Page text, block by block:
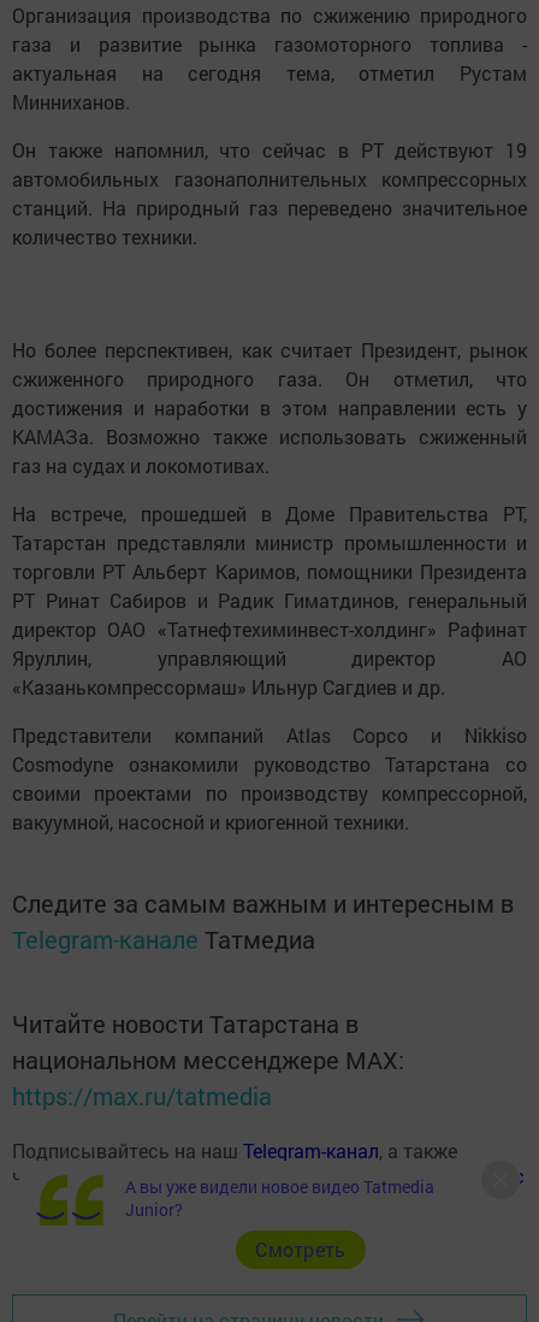
Организация производства по сжижению природного
газа и развитие рынка газомоторного топлива -
актуальная на сегодня тема, отметил Рустам
Минниханов.
Он также напомнил, что сейчас в РТ действуют 19
автомобильных газонаполнительных компрессорных
станций. На природный газ переведено значительное
количество техники.
Но более перспективен, как считает Президент, рынок
сжиженного природного газа. Он отметил, что
достижения и наработки в этом направлении есть у
КАМАЗа. Возможно также использовать сжиженный
газ на судах и локомотивах.
На встрече, прошедшей в Доме Правительства РТ,
Татарстан представляли министр промышленности и
торговли РТ Альберт Каримов, помощники Президента
РТ Ринат Сабиров и Радик Гиматдинов, генеральный
директор ОАО «Татнефтехиминвест-холдинг» Рафинат
Яруллин, управляющий директор АО
«Казанькомпрессормаш» Ильнур Сагдиев и др.
Представители компаний Atlas Copco и Nikkiso
Cosmodyne ознакомили руководство Татарстана со
своими проектами по производству компрессорной,
вакуумной, насосной и криогенной техники.
Следите за самым важным и интересным в
Telegram-канале Татмедиа
Читайте новости Татарстана в
национальном мессенджере MАХ:
https://max.ru/tatmedia
Подписывайтесь на наш Telegram-канал, а также
читайте нас Вконтакте Одноклассниках , «Дзен» Макс
А вы уже видели новое видео Tatmedia
Junior?
Cмотреть